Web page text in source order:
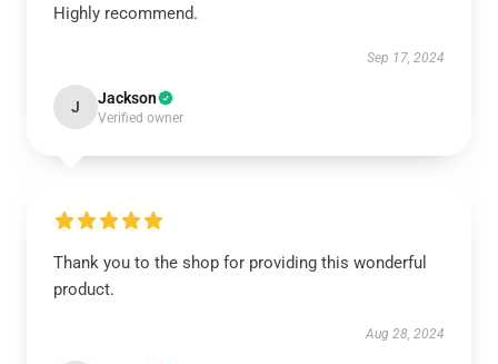
Highly recommend.
Sep 17, 2024
J Jackson
Verified owner
Thank you to the shop for providing this wonderful
product.
Aug 28, 2024